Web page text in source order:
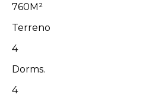
760M²
Terreno
4
Dorms.
4